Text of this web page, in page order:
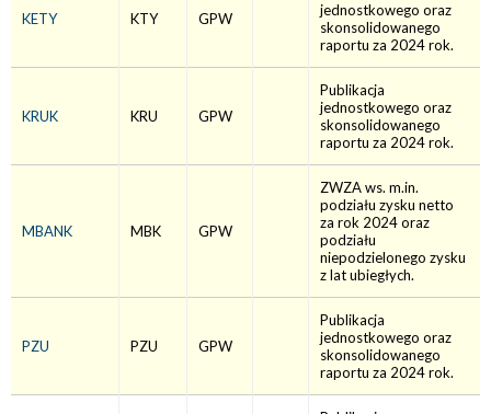
KETY KTY GPW
jednostkowego oraz
skonsolidowanego
raportu za 2024 rok.
KRUK KRU GPW
Publikacja
jednostkowego oraz
skonsolidowanego
raportu za 2024 rok.
MBANK MBK GPW
ZWZA ws. m.in.
podziału zysku netto
za rok 2024 oraz
podziału
niepodzielonego zysku
z lat ubiegłych.
PZU PZU GPW
Publikacja
jednostkowego oraz
skonsolidowanego
raportu za 2024 rok.